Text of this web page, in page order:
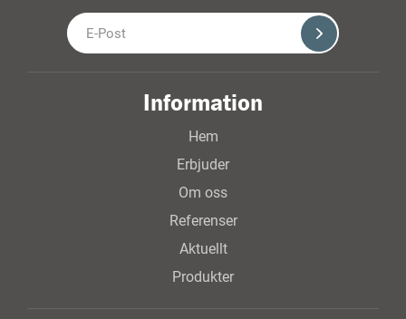
Information
Hem
Erbjuder
Om oss
Referenser
Aktuellt
Produkter